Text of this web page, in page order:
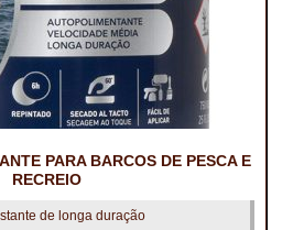
PARA BARCOS DE PESCA E
RECREIO
de longa duração